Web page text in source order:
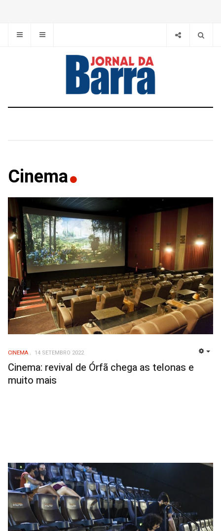
Cinema
CINEMA 14 SETEMBRO 2022
Cinema: revival de Órfã chega as telonas e
muito mais